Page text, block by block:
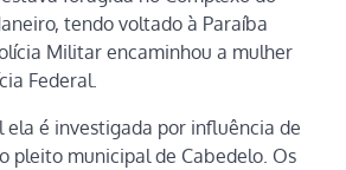
tendo voltado à Paraíba
Militar encaminhou a mulher
Federal.
ela é investigada por influência de
pleito municipal de Cabedelo. Os